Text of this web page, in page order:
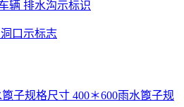
辆 排水沟示标识
口示标志
子规格尺寸 400＊600雨水篦子规